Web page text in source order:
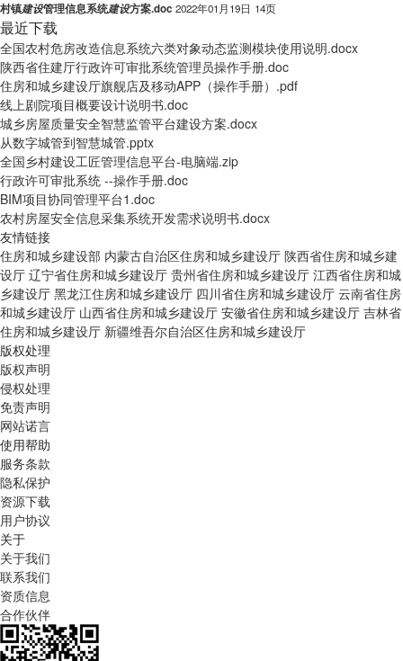
村镇建设管理信息系统建设方案.doc 2022年01月19日 14页
最近下载
全国农村危房改造信息系统六类对象动态监测模块使用说明.docx
陕西省住建厅行政许可审批系统管理员操作手册.doc
住房和城乡建设厅旗舰店及移动APP（操作手册）.pdf
线上剧院项目概要设计说明书.doc
城乡房屋质量安全智慧监管平台建设方案.docx
从数字城管到智慧城管.pptx
全国乡村建设工匠管理信息平台-电脑端.zip
行政许可审批系统 --操作手册.doc
BIM项目协同管理平台1.doc
农村房屋安全信息采集系统开发需求说明书.docx
友情链接
住房和城乡建设部 内蒙古自治区住房和城乡建设厅 陕西省住房和城乡建
设厅 辽宁省住房和城乡建设厅 贵州省住房和城乡建设厅 江西省住房和城
乡建设厅 黑龙江住房和城乡建设厅 四川省住房和城乡建设厅 云南省住房
和城乡建设厅 山西省住房和城乡建设厅 安徽省住房和城乡建设厅 吉林省
住房和城乡建设厅 新疆维吾尔自治区住房和城乡建设厅
版权处理
版权声明
侵权处理
免责声明
网站诺言
使用帮助
服务条款
隐私保护
资源下载
用户协议
关于
关于我们
联系我们
资质信息
合作伙伴